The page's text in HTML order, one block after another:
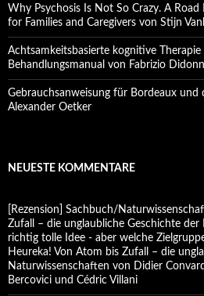
Why Psychosis Is Not So Crazy. A
for Families and Caregivers von Stijn
Achtsamkeitsbasierte kognitive
Behandlungsmanual von Fabrizio
Gebrauchsanweisung für Bordeaux und
Alexander Oetker
NEUESTE KOMMENTARE
[Rezension] Sachbuch/
Zufall – die unglaubliche Geschichte
richtig tolle Idee - aber welche
Heureka! Von Atom bis Zufall – die
Naturwissenschaften von Didier
Bercovici und Cédric Villani